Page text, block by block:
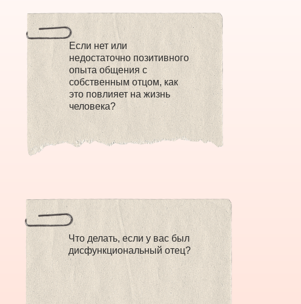
Что делать, если у вас был
дисфункциональный отец?
Если нет или
недостаточно позитивного
опыта общения с
собственным отцом, как
это повлияет на жизнь
человека?